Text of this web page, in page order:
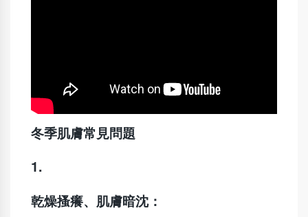
冬季肌膚常見問題
1.
乾燥搔癢、肌膚暗沈：